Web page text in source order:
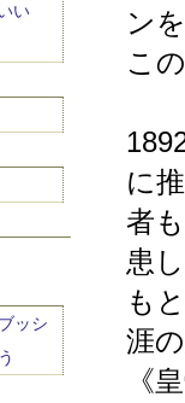
い
ッシ
ン
こ
に
者
患
も
涯
《